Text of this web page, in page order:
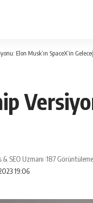
Elon Musk’ın SpaceX’in
19:06
SEO Uzmanı 187